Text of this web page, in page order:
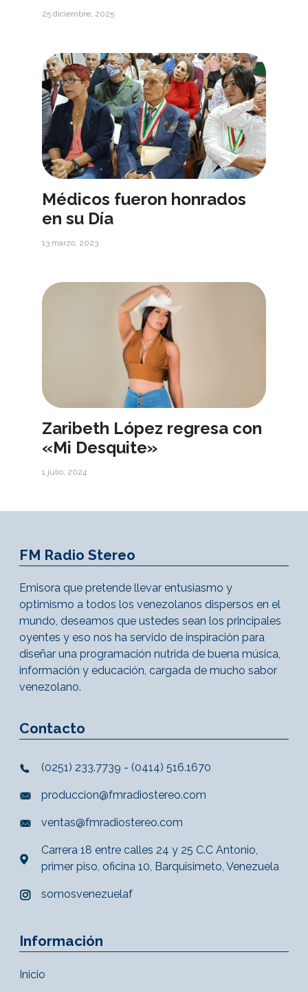
25 diciembre, 2025
Médicos fueron honrados
en su Día
13 marzo, 2023
Zaribeth López regresa con
«Mi Desquite»
1 julio, 2024
FM Radio Stereo
Emisora que pretende llevar entusiasmo y
optimismo a todos los venezolanos dispersos en el
mundo, deseamos que ustedes sean los principales
oyentes y eso nos ha servido de inspiración para
diseñar una programación nutrida de buena música,
información y educación, cargada de mucho sabor
venezolano.
Contacto
(0251) 233.7739 - (0414) 516.1670
produccion@fmradiostereo.com
ventas@fmradiostereo.com
Carrera 18 entre calles 24 y 25 C.C Antonio,
primer piso, oficina 10, Barquisimeto, Venezuela
somosvenezuelaf
Información
Inicio